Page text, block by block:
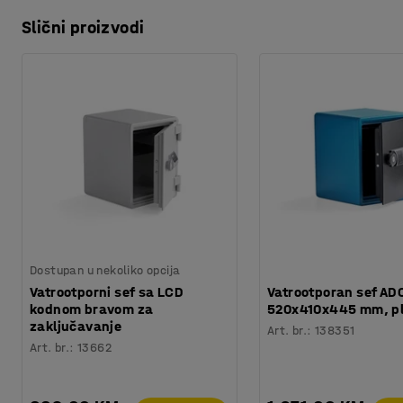
Slični proizvodi
Dostupan u nekoliko opcija
Vatrootporni sef sa LCD
kodnom bravom za
zaključavanje
Art. br.:13662
Vatrootporan sef
520x410x445 mm,
Art. br.:138351